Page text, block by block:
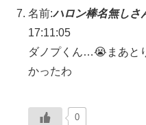
名前:ハロン棒名無しさ
17:11:05
ダノプくん…😭まあと
かったわ
0